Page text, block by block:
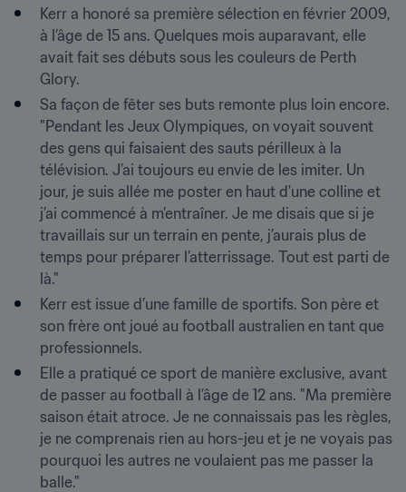
Kerr a honoré sa première sélection en février 2009,
à l’âge de 15 ans. Quelques mois auparavant, elle
avait fait ses débuts sous les couleurs de Perth
Glory.
Sa façon de fêter ses buts remonte plus loin encore.
"Pendant les Jeux Olympiques, on voyait souvent
des gens qui faisaient des sauts périlleux à la
télévision. J’ai toujours eu envie de les imiter. Un
jour, je suis allée me poster en haut d'une colline et
j’ai commencé à m’entraîner. Je me disais que si je
travaillais sur un terrain en pente, j’aurais plus de
temps pour préparer l’atterrissage. Tout est parti de
là."
Kerr est issue d’une famille de sportifs. Son père et
son frère ont joué au football australien en tant que
professionnels.
Elle a pratiqué ce sport de manière exclusive, avant
de passer au football à l’âge de 12 ans. "Ma première
saison était atroce. Je ne connaissais pas les règles,
je ne comprenais rien au hors-jeu et je ne voyais pas
pourquoi les autres ne voulaient pas me passer la
balle."